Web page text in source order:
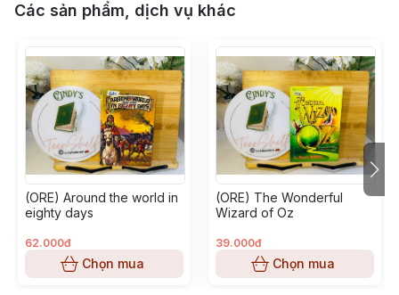
Các sản phẩm, dịch vụ khác
(ORE) Around the world in
eighty days
62.000đ
Chọn mua
(ORE) The Wonderful
Wizard of Oz
39.000đ
Chọn mua